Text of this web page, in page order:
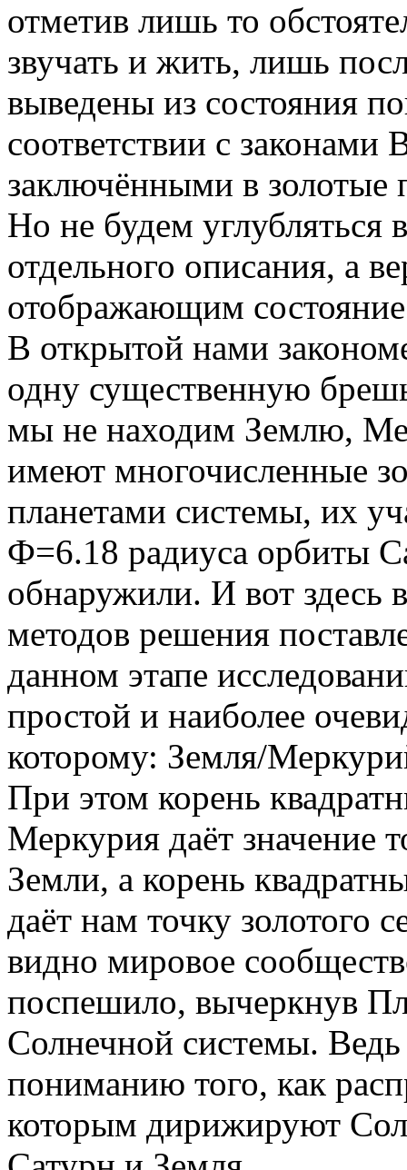
отметив лишь то
звучать и жить, лишь
выведены из состояния
соответствии с
заключёнными в
Но не будем
отдельного описания, а
отображающим
В открытой нами
одну существенную
мы не находим Землю,
имеют многочисленные
планетами системы, их
Ф=6.18 радиуса орбиты
обнаружили. И вот здесь
методов решения
данном этапе
простой и наиболее
которому: Земля/
При этом корень
Меркурия даёт значение
Земли, а корень
даёт нам точку золотого
видно мировое
поспешило, вычеркнув
Солнечной системы.
пониманию того, как
которым дирижируют